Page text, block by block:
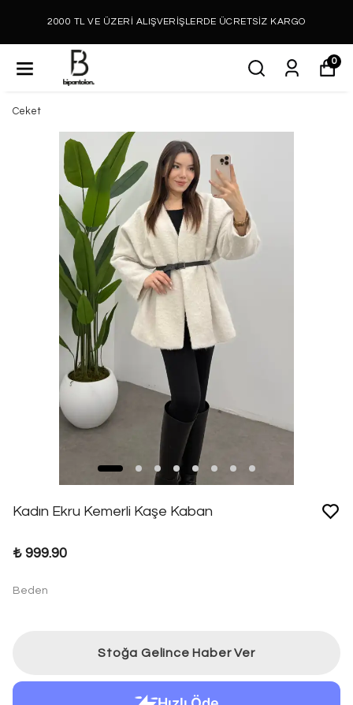
2000 TL VE ÜZERİ ALIŞVERİŞLERDE ÜCRETSİZ KARGO
0
Ceket
Kadın Ekru Kemerli Kaşe Kaban
₺ 999.90
Beden
Stoğa Gelince Haber Ver